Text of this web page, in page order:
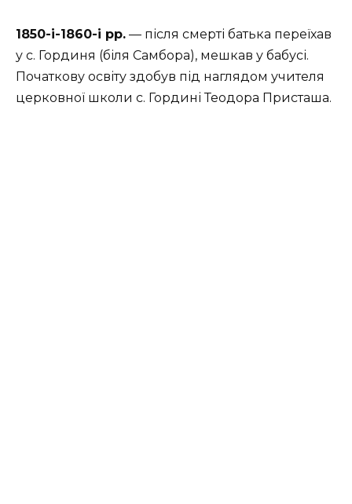
1850-і-1860-і рр. — після смерті батька переїхав
у с. Гординя (біля Самбора), мешкав у бабусі.
Початкову освіту здобув під наглядом учителя
церковної школи с. Гордині Теодора Присташа.